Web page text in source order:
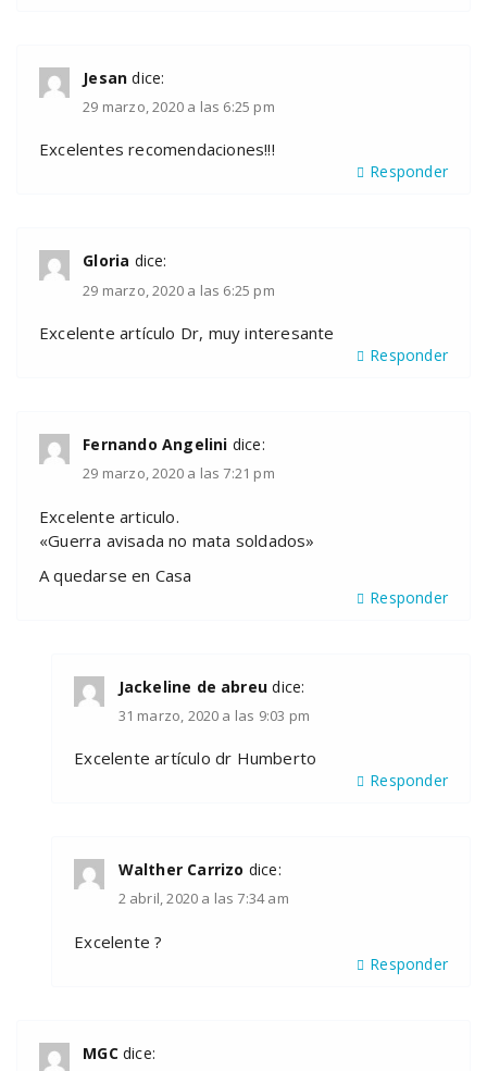
Jesan dice:
29 marzo, 2020 a las 6:25 pm
Excelentes recomendaciones!!!
Responder
Gloria dice:
29 marzo, 2020 a las 6:25 pm
Excelente artículo Dr, muy interesante
Responder
Fernando Angelini dice:
29 marzo, 2020 a las 7:21 pm
Excelente articulo.
«Guerra avisada no mata soldados»
A quedarse en Casa
Responder
Jackeline de abreu dice:
31 marzo, 2020 a las 9:03 pm
Excelente artículo dr Humberto
Responder
Walther Carrizo dice:
2 abril, 2020 a las 7:34 am
Excelente ?
Responder
MGC dice: